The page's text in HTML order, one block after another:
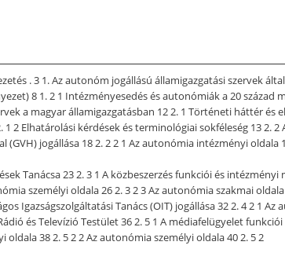
. 3 1. Az autonóm jogállású államigazgatási szervek
8 1. 2 1 Intézményesedés és autonómiák a 20 század
a magyar államigazgatásban 12 2. 1 Történeti háttér és
Elhatárolási kérdések és terminológiai sokféleség 13 2. 2
jogállása 18 2. 2 2 1 Az autonómia intézményi oldala
Tanácsa 23 2. 3 1 A közbeszerzés funkciói és intézményi
személyi oldala 26 2. 3 2 3 Az autonómia szakmai
Igazságszolgáltatási Tanács (OIT) jogállása 32 2. 4 2 1
és Televízió Testület 36 2. 5 1 A médiafelügyelet
oldala 38 2. 5 2 2 Az autonómia személyi oldala 40 2. 5 2